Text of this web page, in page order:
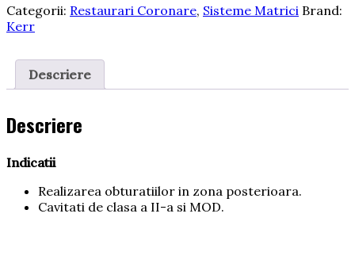
Categorii: Restaurari Coronare, Sisteme Matrici Brand:
Kerr
Descriere
Descriere
Indicatii
Realizarea obturatiilor in zona posterioara.
Cavitati de clasa a II-a si MOD.